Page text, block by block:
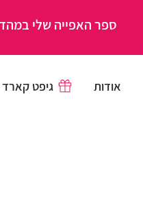
ספר האפייה שלי
גיפט קארד אודות